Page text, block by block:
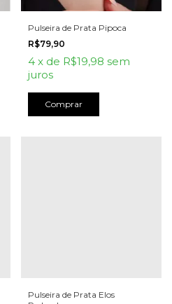
Pulseira de Prata Pipoca
R$79,90
4 x de R$19,98 sem
juros
Pulseira de Prata Elos